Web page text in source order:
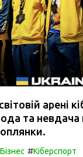
арені
та
Бізнес #Кіберспорт